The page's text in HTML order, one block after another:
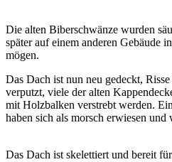
Die alten Biberschwänze wurden
später auf einem anderen Gebäude
mögen.
Das Dach ist nun neu gedeckt,
verputzt, viele der alten
mit Holzbalken verstrebt werden.
haben sich als morsch erwiesen und
Das Dach ist skelettiert und bereit